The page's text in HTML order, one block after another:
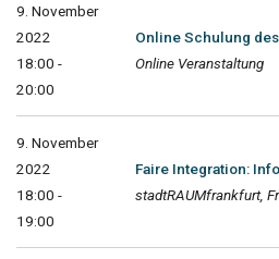
9. November
2022
18:00 -
20:00
Online Schulung
Online Veranstaltung
9. November
2022
18:00 -
19:00
Faire Integration:
stadtRAUMfrankfurt,